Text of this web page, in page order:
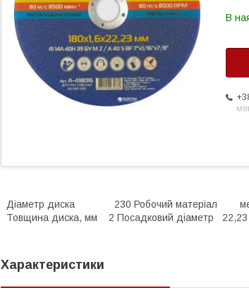
В
Діаметр диска 230 Робочий
Товщина диска, мм 2 Посадковий діаметр 22,23
Характеристики